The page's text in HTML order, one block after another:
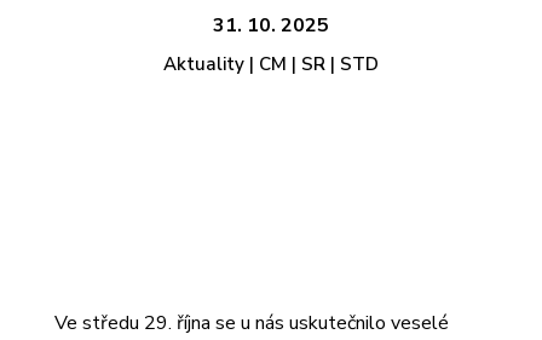
31. 10. 2025
Aktuality | CM | SR | STD
Ve středu 29. října se u nás uskutečnilo veselé